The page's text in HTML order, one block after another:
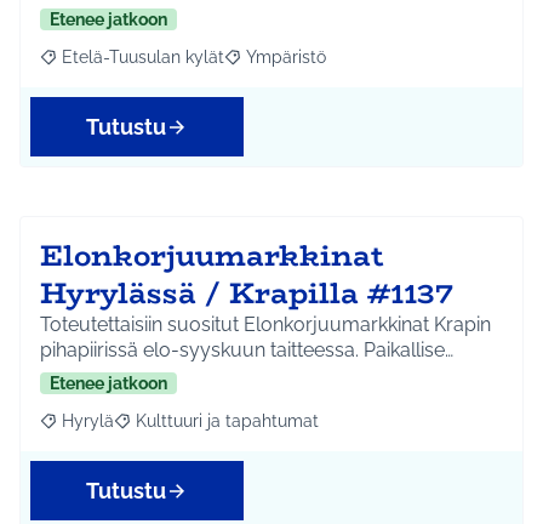
Etenee jatkoon
Rajaa tulokset aihepiirin mukaan: Etelä-Tuusulan kylät
Etelä-Tuusulan kylät Rajaa tulokset teeman mukaan:
Ympäristö
Tutustu
Elonkorjuumarkkinat
Hyrylässä / Krapilla #1137
Toteutettaisiin suositut Elonkorjuumarkkinat Krapin
pihapiirissä elo-syyskuun taitteessa. Paikallise…
Etenee jatkoon
Rajaa tulokset aihepiirin mukaan: Hyrylä
Hyrylä Rajaa tulokset teeman mukaan: Kulttuuri ja
Kulttuuri ja tapahtumat
Tutustu